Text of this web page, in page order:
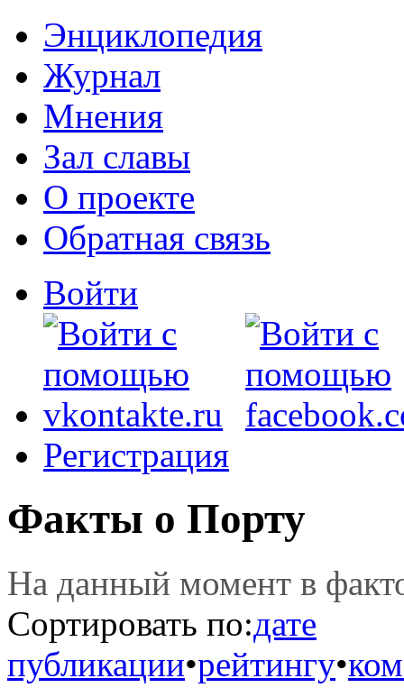
Энциклопедия
Журнал
Мнения
Зал славы
О проекте
Обратная связь
Войти
Регистрация
Факты о Порту
На данный момент в
Сортировать по:дате
публикации•рейтингу•